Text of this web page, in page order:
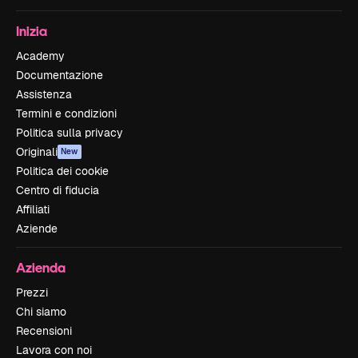
Inizia
Academy
Documentazione
Assistenza
Termini e condizioni
Politica sulla privacy
Originali New
Politica dei cookie
Centro di fiducia
Affiliati
Aziende
Azienda
Prezzi
Chi siamo
Recensioni
Lavora con noi